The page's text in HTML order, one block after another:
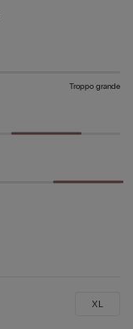
Troppo grande
XL